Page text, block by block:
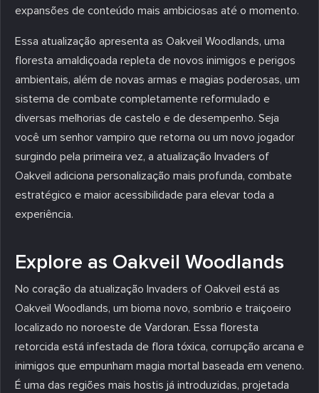
expansões de conteúdo mais ambiciosas até o momento.
Essa atualização apresenta as Oakveil Woodlands, uma
floresta amaldiçoada repleta de novos inimigos e perigos
ambientais, além de novas armas e magias poderosas, um
sistema de combate completamente reformulado e
diversas melhorias de castelo e de desempenho. Seja
você um senhor vampiro que retorna ou um novo jogador
surgindo pela primeira vez, a atualização Invaders of
Oakveil adiciona personalização mais profunda, combate
estratégico e maior acessibilidade para elevar toda a
experiência.
Explore as Oakveil Woodlands
No coração da atualização Invaders of Oakveil está as
Oakveil Woodlands, um bioma novo, sombrio e traiçoeiro
localizado no noroeste de Vardoran. Essa floresta
retorcida está infestada de flora tóxica, corrupção arcana e
inimigos que empunham magia mortal baseada em veneno.
É uma das regiões mais hostis já introduzidas, projetada